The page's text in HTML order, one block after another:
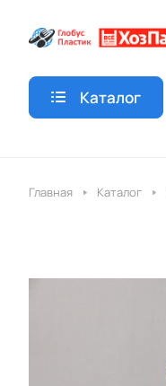
Каталог
Главная Каталог